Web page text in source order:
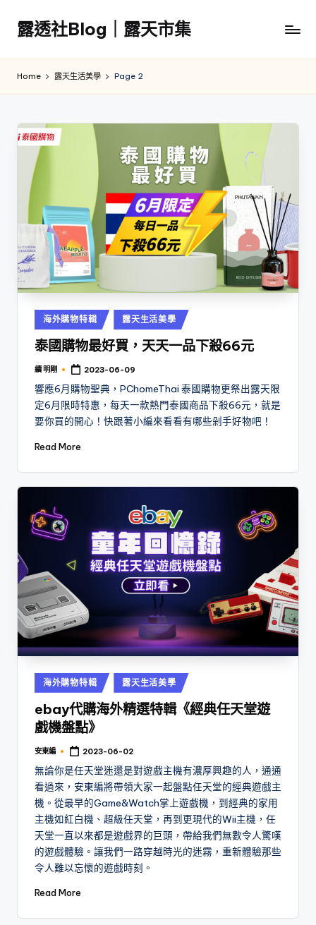
Skip
content
露透社Blog｜露天市集
社
露
天
Home 露天生活美學 Page 2
Posted
in
海外購物特輯 露天生活美學
泰國購物最好買，天天一品下殺66元
Posted
續 明剛 2023-06-09
響應6月購物聖典，PChomeThai 泰國購物更祭出露天限
定6月限時特惠，每天一款熱門泰國商品下殺66元，就是
要你買的開心！快跟著小編來看看有哪些剁手好物吧！
Read More
Posted
in
海外購物特輯 露天生活美學
ebay代購海外精選特輯《經典任天堂遊
戲機盤點》
Posted
安東編 2023-06-02
無論你是任天堂迷還是對遊戲主機有濃厚興趣的人，通通
看過來，安東編將帶領大家一起盤點任天堂的經典遊戲主
機。從最早的Game&Watch掌上遊戲機，到經典的家用
主機如紅白機、超級任天堂，再到更現代的Wii主機，任
天堂一直以來都是遊戲界的巨頭，帶給我們無數令人驚嘆
的遊戲體驗。讓我們一路穿越時光的迷霧，重新體驗那些
令人難以忘懷的遊戲時刻。
Read More